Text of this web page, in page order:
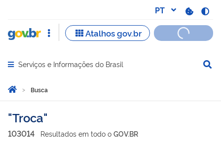
Abrir menu principal de navegação
Serviços e Informações do Brasil
Você está aqui:
Página Inicial
Busca
Busca
Troca
103014 Resultados em todo o GOV.BR